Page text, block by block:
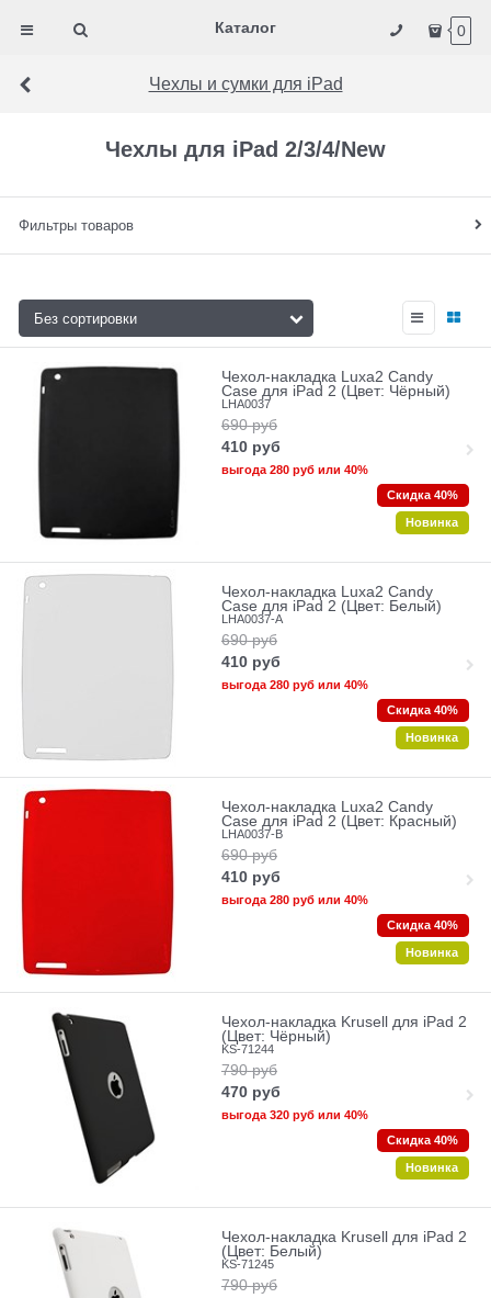
Каталог 0
Чехлы и сумки для iPad
Чехлы для iPad 2/3/4/New
Фильтры товаров
Чехол-накладка Luxa2 Candy
Case для iPad 2 (Цвет: Чёрный)
LHA0037
690 руб
410 руб
выгода 280 рубили 40%
Скидка 40%
Новинка
Чехол-накладка Luxa2 Candy
Case для iPad 2 (Цвет: Белый)
LHA0037-A
690 руб
410 руб
выгода 280 рубили 40%
Скидка 40%
Новинка
Чехол-накладка Luxa2 Candy
Case для iPad 2 (Цвет: Красный)
LHA0037-B
690 руб
410 руб
выгода 280 рубили 40%
Скидка 40%
Новинка
Чехол-накладка Krusell для iPad 2
(Цвет: Чёрный)
KS-71244
790 руб
470 руб
выгода 320 рубили 40%
Скидка 40%
Новинка
Чехол-накладка Krusell для iPad 2
(Цвет: Белый)
KS-71245
790 руб